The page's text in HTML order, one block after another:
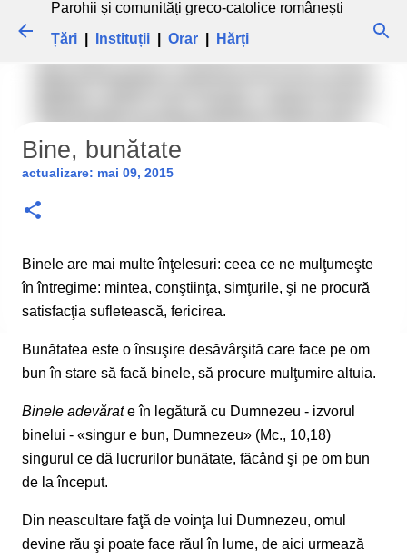
Parohii și comunități greco-catolice românești
Țări
Instituții Orar Hărți
Bine, bunătate
actualizare: mai 09, 2015
Binele are mai multe înţelesuri: ceea ce ne mulţumeşte
în întregime: mintea, conştiinţa, simţurile, şi ne procură
satisfacţia sufletească, fericirea.
Bunătatea este o însuşire desăvârşită care face pe om
bun în stare să facă binele, să procure mulţumire altuia.
Binele adevărate în legătură cu Dumnezeu - izvorul
binelui - «singur e bun, Dumnezeu» (Mc., 10,18)
singurul ce dă lucrurilor bunătate, făcând şi pe om bun
de la început.
Din neascultare faţă de voinţa lui Dumnezeu, omul
devine rău şi poate face răul în lume, de aici urmează